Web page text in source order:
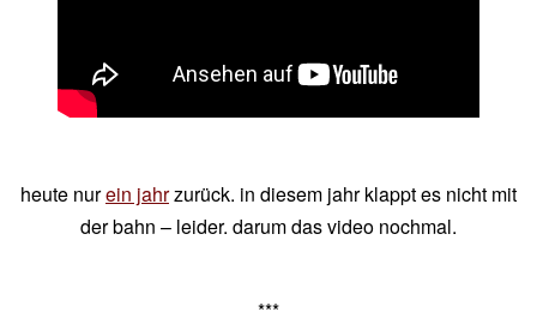
heute nurein jahrzurück. in diesem jahr klappt es nicht mit
der bahn – leider. darum das video nochmal.
***